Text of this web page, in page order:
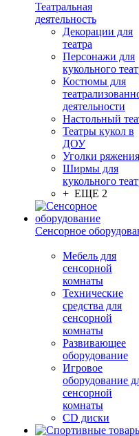
Театральная
деятельность
Декорации для
театра
Персонажи для
кукольного
Костюмы для
деятельности
Настольный
Театры кукол в
ДОУ
Уголки ряжения
Ширмы для
кукольного
+ ЕЩЕ 2
Сенсорное
Мебель для
сенсорной
комнаты
Технические
средства для
сенсорной
комнаты
Развивающее
оборудование
Игровое
оборудование
сенсорной
комнаты
CD диски